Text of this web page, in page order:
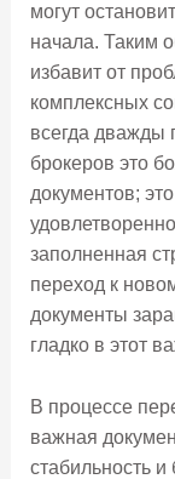
могут
начала. Таким
избавит от
комплексных
всегда дважды
брокеров это
документов;
заполненная
переход к
документы
гладко в этот
В процессе
важная
стабильность